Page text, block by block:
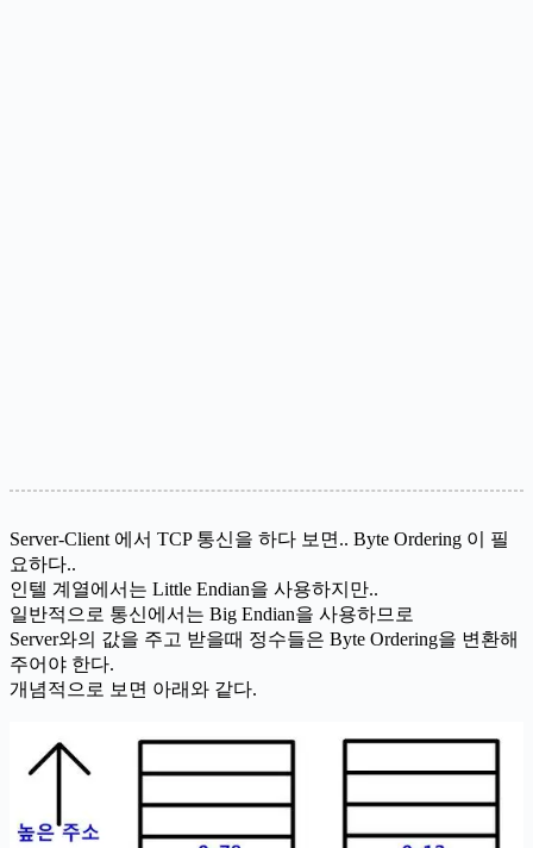
Server-Client 에서 TCP 통신을 하다 보면.. Byte Ordering 이 필
요하다..
인텔 계열에서는 Little Endian을 사용하지만..
일반적으로 통신에서는 Big Endian을 사용하므로
Server와의 값을 주고 받을때 정수들은 Byte Ordering을 변환해
주어야 한다.
개념적으로 보면 아래와 같다.